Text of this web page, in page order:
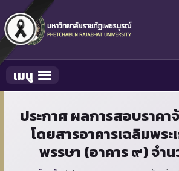
Toggle navigation
เมนู
ประกาศ ผลการสอบราค
โดยสารอาคารเฉลิมพร
พรรษา (อาคาร ๙) จำ